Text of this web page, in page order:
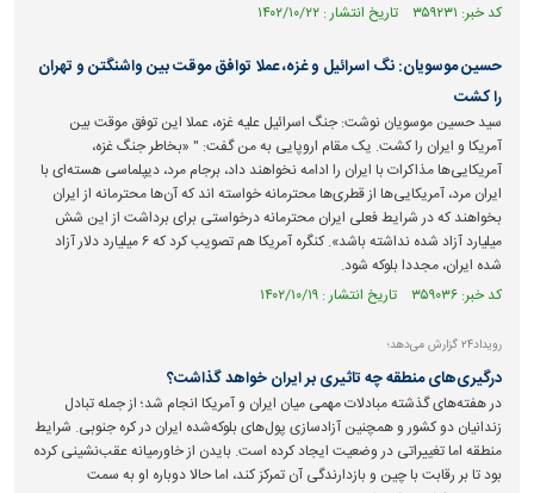
کد خبر: ۳۵۹۲۳۱ تاریخ انتشار : ۱۴۰۲/۱۰/۲۲
حسین موسویان: نگ اسرائیل و غزه، عملا توافق موقت بین واشنگتن و تهران
را کشت
سید حسین موسویان نوشت: جنگ اسرائیل علیه غزه، عملا این توفق موقت بین
آمریکا و ایران را کشت. یک مقام اروپایی به من گفت: " «بخاطر جنگ غزه،
آمریکایی‌ها مذاکرات با ایران را ادامه نخواهند داد، برجام مرد، دیپلماسی هسته‌ای با
ایران مرد، آمریکایی‌ها از قطری‌ها محترمانه خواسته اند که آن‌ها محترمانه از ایران
بخواهند که در شرایط فعلی ایران محترمانه درخواستی برای برداشت از این شش
میلیارد آزاد شده نداشته باشد». کنگره آمریکا هم تصویب کرد که ۶ میلیارد دلار آزاد
شده ایران، مجددا بلوکه شود.
کد خبر: ۳۵۹۰۳۶ تاریخ انتشار : ۱۴۰۲/۱۰/۱۹
رویداد۲۴ گزارش می‌دهد؛
درگیری‌های منطقه چه تاثیری بر ایران خواهد گذاشت؟
در هفته‌های گذشته مبادلات مهمی میان ایران و آمریکا انجام شد؛ از جمله تبادل
زندانیان دو کشور و همچنین آزادسازی پول‌های بلوکه‌شده ایران در کره جنوبی. شرایط
منطقه اما تغییراتی در وضعیت ایجاد کرده است. بایدن از خاورمیانه عقب‌نشینی کرده
بود تا بر رقابت با چین و بازدارندگی آن تمرکز کند، اما حالا دوباره او به سمت